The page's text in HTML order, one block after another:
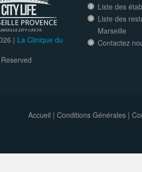
| La Clinique du
Liste des
Liste des
Marseille
Contactez
Accueil | Conditions Générales|